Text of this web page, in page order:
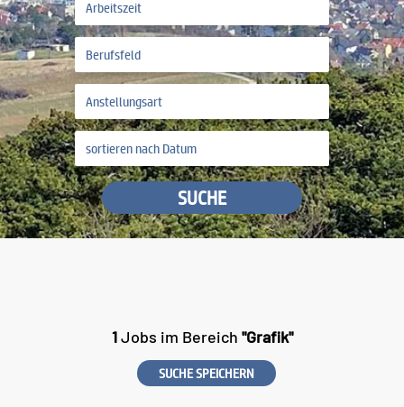
SUCHE
1Jobs im Bereich "Grafik"
SUCHE SPEICHERN